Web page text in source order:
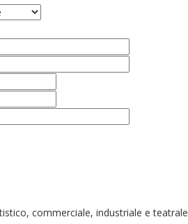
commerciale, industriale e teatrale